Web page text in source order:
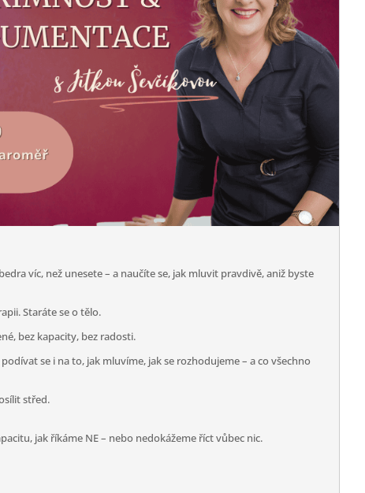
víc, než unesete – a naučíte se, jak mluvit pravdivě, aniž byste
Staráte se o tělo.
bez kapacity, bez radosti.
se i na to, jak mluvíme, jak se rozhodujeme – a co všechno
střed.
jak říkáme NE – nebo nedokážeme říct vůbec nic.